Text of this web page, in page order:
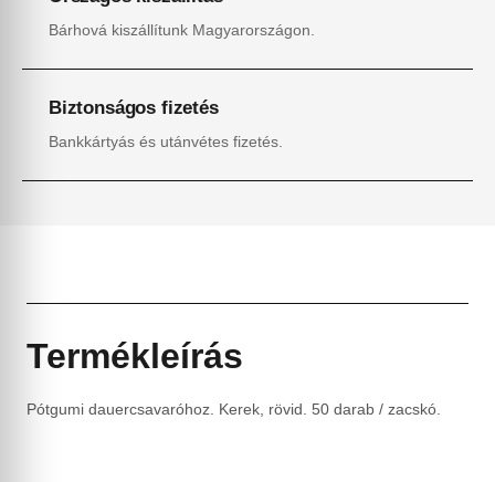
Bárhová kiszállítunk Magyarországon.
Biztonságos fizetés
Bankkártyás és utánvétes fizetés.
Termékleírás
Pótgumi dauercsavaróhoz. Kerek, rövid. 50 darab / zacskó.